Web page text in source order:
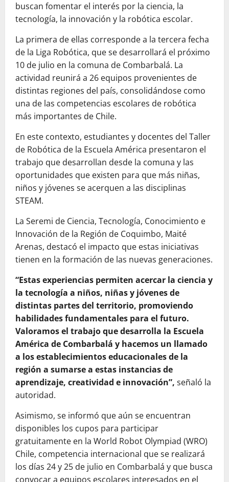
buscan fomentar el interés por la ciencia, la
tecnología, la innovación y la robótica escolar.
La primera de ellas corresponde a la tercera fecha
de la Liga Robótica, que se desarrollará el próximo
10 de julio en la comuna de Combarbalá. La
actividad reunirá a 26 equipos provenientes de
distintas regiones del país, consolidándose como
una de las competencias escolares de robótica
más importantes de Chile.
En este contexto, estudiantes y docentes del Taller
de Robótica de la Escuela América presentaron el
trabajo que desarrollan desde la comuna y las
oportunidades que existen para que más niñas,
niños y jóvenes se acerquen a las disciplinas
STEAM.
La Seremi de Ciencia, Tecnología, Conocimiento e
Innovación de la Región de Coquimbo, Maité
Arenas, destacó el impacto que estas iniciativas
tienen en la formación de las nuevas generaciones.
“Estas experiencias permiten acercar la ciencia y
la tecnología a niños, niñas y jóvenes de
distintas partes del territorio, promoviendo
habilidades fundamentales para el futuro.
Valoramos el trabajo que desarrolla la Escuela
América de Combarbalá y hacemos un llamado
a los establecimientos educacionales de la
región a sumarse a estas instancias de
aprendizaje, creatividad e innovación”, señaló la
autoridad.
Asimismo, se informó que aún se encuentran
disponibles los cupos para participar
gratuitamente en la World Robot Olympiad (WRO)
Chile, competencia internacional que se realizará
los días 24 y 25 de julio en Combarbalá y que busca
convocar a equipos escolares interesados en el